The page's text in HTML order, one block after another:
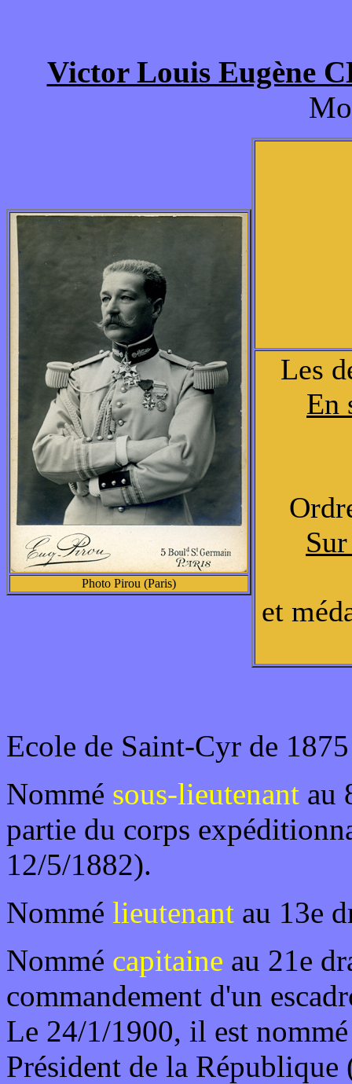
Victor Louis Eugène
Photo Pirou (Paris)
Les
En
et
Ecole de Saint-Cyr de
Nommé sous-lieutenant au
partie du corps
12/5/1882).
Nommé lieutenant au 13e
Nommé capitaine au 21e
commandement d'un
Le 24/1/1900, il est
Président de la